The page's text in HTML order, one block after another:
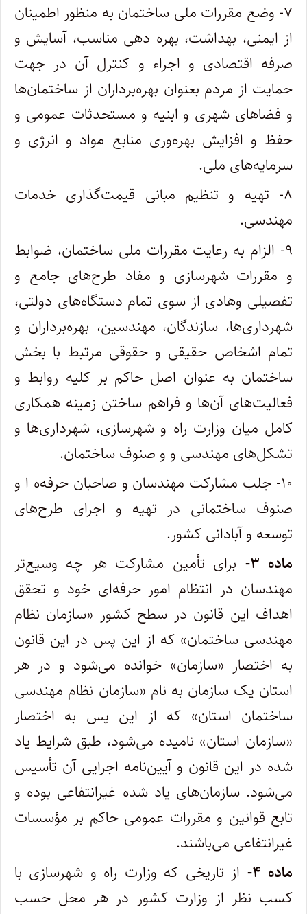
۷- وضع مقررات ملی ساختمان به منظور اطمینان
از ایمنی، بهداشت، بهره‌ دهی مناسب، آسایش و
صرفه اقتصادی و اجراء و کنترل آن در جهت‌
حمایت از مردم بعنوان بهره‌برداران از ساختمان‌ها
و فضاهای شهری و ابنیه و مستحدثات عمومی و
حفظ و افزایش بهره‌وری منابع مواد و انرژی و
‌سرمایه‌های ملی.
۸- تهیه و تنظیم مبانی قیمت‌گذاری خدمات
مهندسی.
۹- الزام به رعایت مقررات ملی ساختمان، ضوابط
و مقررات شهرسازی و مفاد طرح‌های جامع و
تفصیلی وهادی از سوی تمام دستگاه‌های‌ دولتی،
شهرداری‌ها، سازندگان، مهندسین، بهره‌برداران و
تمام اشخاص حقیقی و حقوقی مرتبط با بخش
ساختمان به عنوان اصل حاکم بر کلیه روابط و
‌فعالیت‌های آن‌ها و فراهم ساختن زمینه همکاری
کامل میان وزارت راه و شهرسازی، شهرداری‌ها و
تشکل‌های مهندسی و و صنوف‌ ساختمان.
۱۰- جلب مشارکت مهندسان و صاحبان حرفه‌ه ا و
صنوف ساختمانی در تهیه و اجرای طرح‌های
توسعه و آبادانی کشور.
ماده ۳-
برای تأمین مشارکت هر چه وسیع‌تر
مهندسان در انتظام امور حرفه‌ای خود و تحقق
اهداف این قانون در سطح کشور «سازمان نظام
‌مهندسی ساختمان» که از این پس در این قانون
به اختصار «‌سازمان» خوانده می‌شود و در هر
استان یک سازمان به نام «‌سازمان نظام مهندسی
ساختمان‌ استان» که از این پس به اختصار
«‌سازمان استان» نامیده می‌شود، طبق شرایط یاد
شده در این قانون و آیین‌نامه اجرایی آن تأسیس
می‌شود. سازمان‌های ‌یاد شده غیرانتفاعی بوده و
تابع قوانین و مقررات عمومی حاکم بر مؤسسات
غیرانتفاعی می‌باشند.
ماده ۴-
از تاریخی که وزارت راه و شهرسازی با
کسب نظر از وزارت کشور در هر محل حسب